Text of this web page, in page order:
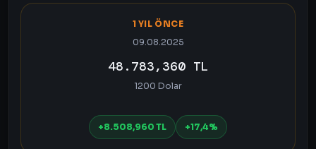
1 YIL ÖNCE
09.08.2025
48.783,360 TL
1200 Dolar
+8.508,960 TL +17,4%